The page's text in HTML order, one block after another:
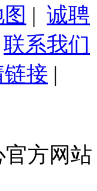
| 诚聘
联系我们
接 |
方网站